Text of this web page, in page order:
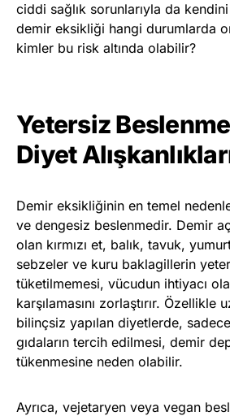
ciddi sağlık sorunlarıyla da
demir eksikliği hangi durumlarda
kimler bu risk altında olabilir?
Yetersiz
Diyet
Demir eksikliğinin en temel
ve dengesiz beslenmedir. Demir
olan kırmızı et, balık, tavuk,
sebzeler ve kuru baklagillerin
tüketilmemesi, vücudun ihtiyacı
karşılamasını zorlaştırır. Özellikle
bilinçsiz yapılan diyetlerde,
gıdaların tercih edilmesi, demir
tükenmesine neden olabilir.
Ayrıca, vejetaryen veya vegan